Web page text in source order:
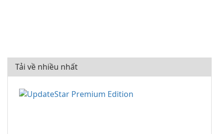
Tải về nhiều nhất